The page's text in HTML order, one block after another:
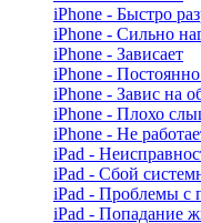
iPhone - Быстро
iPhone - Сильно
iPhone - Зависает
iPhone - Постоянно
iPhone - Завис на
iPhone - Плохо
iPhone - Не
iPad -
iPad - Сбой
iPad - Проблемы с
iPad - Попадание